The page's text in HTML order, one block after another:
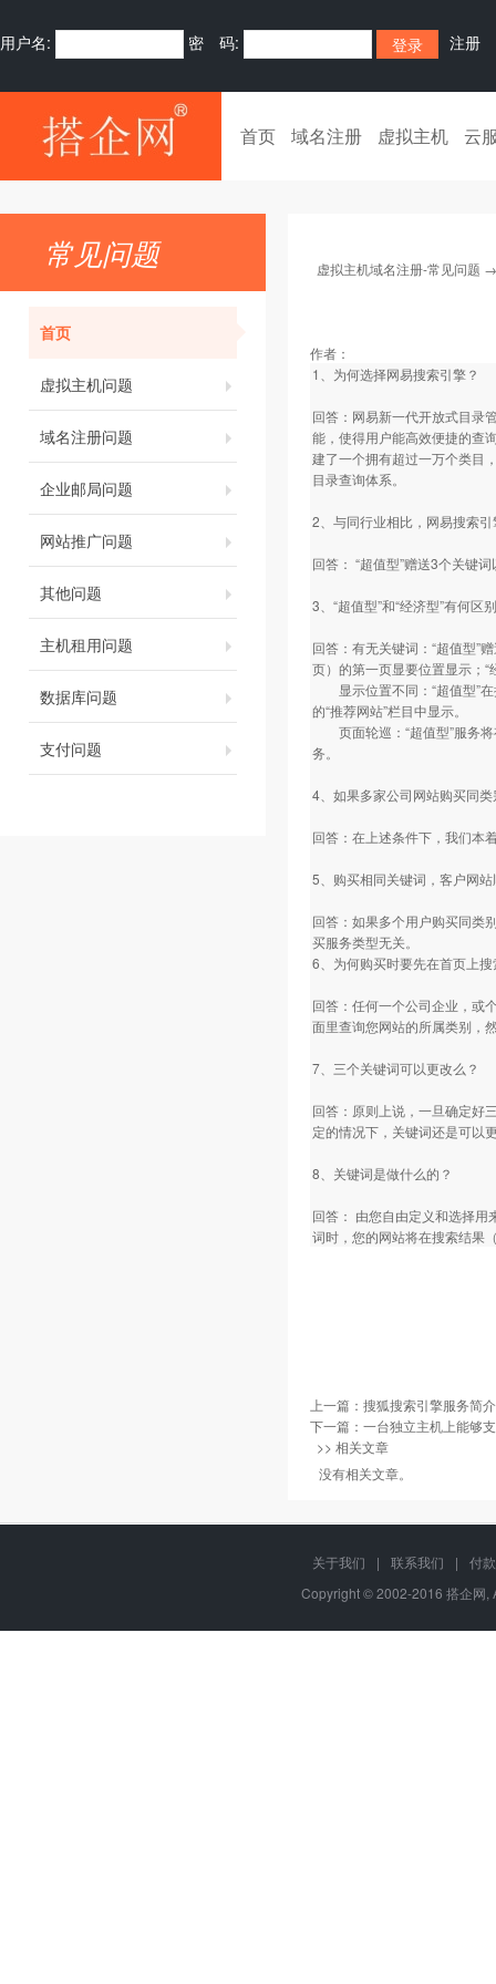
用户名: 密 码: 注册
首页 域名注册 虚拟主机 云
常见问题
首页
虚拟主机问题
域名注册问题
企业邮局问题
网站推广问题
其他问题
主机租用问题
数据库问题
支付问题
虚拟主机域名注册-常见问题
作者：
1、为何选择网易搜索引擎？
回答：网易新一代开放式目录
能，使得用户能高效便捷的查
建了一个拥有超过一万个类目
目录查询体系。
2、与同行业相比，网易搜索
回答： “超值型”赠送3个关键
3、“超值型”和“经济型”有何区
回答：有无关键词：“超值型”
页）的第一页显要位置显示；“
显示位置不同：“超值型”在
的“推荐网站”栏目中显示。
页面轮巡：“超值型”服务将
务。
4、如果多家公司网站购买同
回答：在上述条件下，我们本
5、购买相同关键词，客户网
回答：如果多个用户购买同类
买服务类型无关。
6、为何购买时要先在首页上
回答：任何一个公司企业，或
面里查询您网站的所属类别，
7、三个关键词可以更改么？
回答：原则上说，一旦确定好
定的情况下，关键词还是可以
8、关键词是做什么的？
回答： 由您自由定义和选择用
词时，您的网站将在搜索结果
上一篇： 搜狐搜索引擎服务简介
下一篇： 一台独立主机上能够
>> 相关文章
没有相关文章。
关于我们 | 联系我们 |
付
Copyright © 2002-2016 搭企网